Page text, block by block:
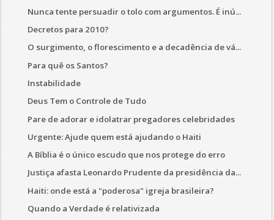
Nunca tente persuadir o tolo com argumentos. É inú...
Decretos para 2010?
O surgimento, o florescimento e a decadência de vá...
Para quê os Santos?
Instabilidade
Deus Tem o Controle de Tudo
Pare de adorar e idolatrar pregadores celebridades
Urgente: Ajude quem está ajudando o Haiti
A Bíblia é o único escudo que nos protege do erro
Justiça afasta Leonardo Prudente da presidência da...
Haiti: onde está a "poderosa" igreja brasileira?
Quando a Verdade é relativizada